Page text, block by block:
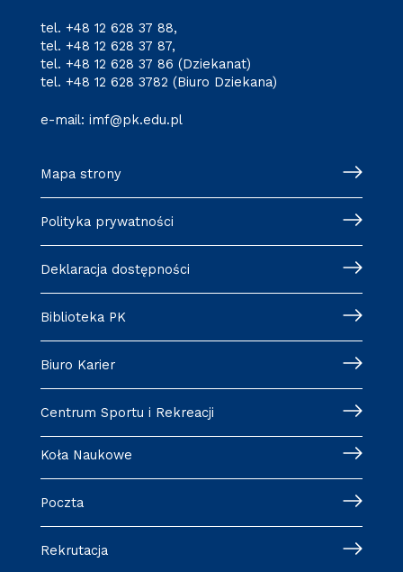
tel. +48 12 628 37 88,
tel. +48 12 628 37 87,
tel. +48 12 628 37 86 (Dziekanat)
tel. +48 12 628 3782 (Biuro Dziekana)
e-mail: imf@pk.edu.pl
Mapa strony
Polityka prywatności
Deklaracja dostępności
Biblioteka PK
Biuro Karier
Centrum Sportu i Rekreacji
Koła Naukowe
Poczta
Rekrutacja